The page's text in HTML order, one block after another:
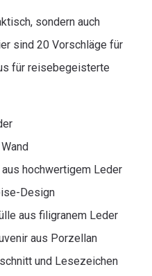
sondern auch
sind 20 Vorschläge für
für reisebegeisterte
hochwertigem Leder
Design
aus filigranem Leder
aus Porzellan
und Lesezeichen